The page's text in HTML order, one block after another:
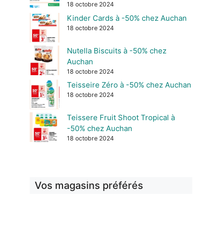
18 octobre 2024
Kinder Cards à -50% chez Auchan
18 octobre 2024
Nutella Biscuits à -50% chez
Auchan
18 octobre 2024
Teisseire Zéro à -50% chez Auchan
18 octobre 2024
Teissere Fruit Shoot Tropical à
-50% chez Auchan
18 octobre 2024
Vos magasins préférés